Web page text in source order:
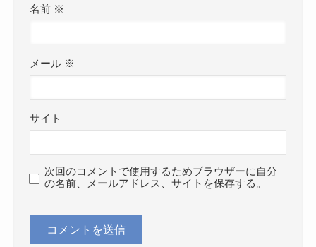
名前 ※
メール ※
サイト
次回のコメントで使用するためブラウザーに自分
の名前、メールアドレス、サイトを保存する。